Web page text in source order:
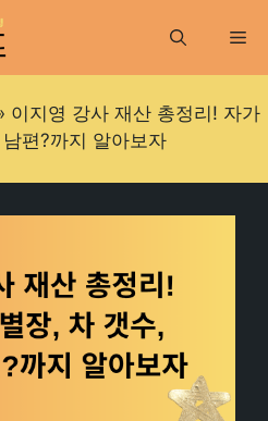
이지영 강사 재산 총정리! 자가
편?까지 알아보자